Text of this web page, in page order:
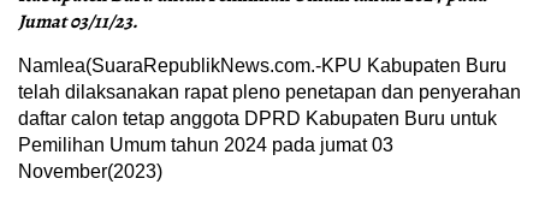
Jumat 03/11/23.
Namlea(SuaraRepublikNews.com.-KPU Kabupaten Buru
telah dilaksanakan rapat pleno penetapan dan penyerahan
daftar calon tetap anggota DPRD Kabupaten Buru untuk
Pemilihan Umum tahun 2024 pada jumat 03
November(2023)